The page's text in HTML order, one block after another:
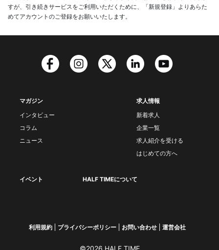
すが、引き続きサービスをご利用いただくために、「新規登録」よりあらた
めてアカウントのご登録をお願いいたします。
マガジン
インタビュー
コラム
ニュース
求人情報
新着求人
企業一覧
求人紹介を受ける
はじめての方へ
イベント HALF TIMEについて
利用規約 プライバシーポリシー お問い合わせ 運営会社
©2026 HALF TIME